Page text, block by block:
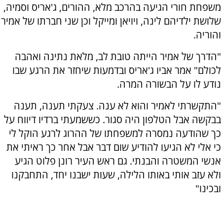
משפחת חורי הגיעה בהרכב מלא, ההורים, ג'אריס וסמיה,
שלושת ילדיהם לינה, ויויאן ומייקל וכן שני חברתו של אמיר
והוריה.
"הדרך של אמיר הייתה טובת לב, מלאת נתינה ואהבה
לכולם" אמר אביו ג'אריס ובדמעות שיחזר את הרגע שבו
נודע לו על הבשורה המרה.
"התקשרתי לאמיר והוא לא ענה. צעקתי תענה, תענה
בבקשה אבל הטלפון היה סגור. כששמעתי ברדיו דיווח על
כך שהודעה נמסרה למשפחתו של ההרוג לרגע הוקל לי
כי אלי לא הגיעו להודיע שום דבר אבל אחר כך ראיתי את
אנשי המשטרה והבנתי. גם ראש העיר רונן פלוט הגיע
ולא עזב אותי באותו הלילה, שעות ישבנו יחד, התחבקנו
ובכינו"